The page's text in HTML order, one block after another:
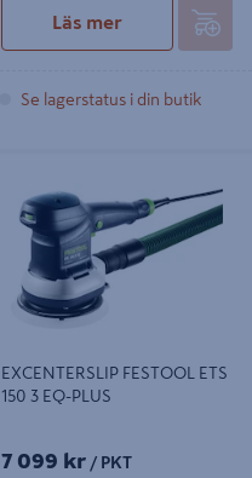
Läs mer
Se lagerstatus i din butik
EXCENTERSLIP FESTOOL ETS
150 3 EQ-PLUS
7 099 kr / PKT